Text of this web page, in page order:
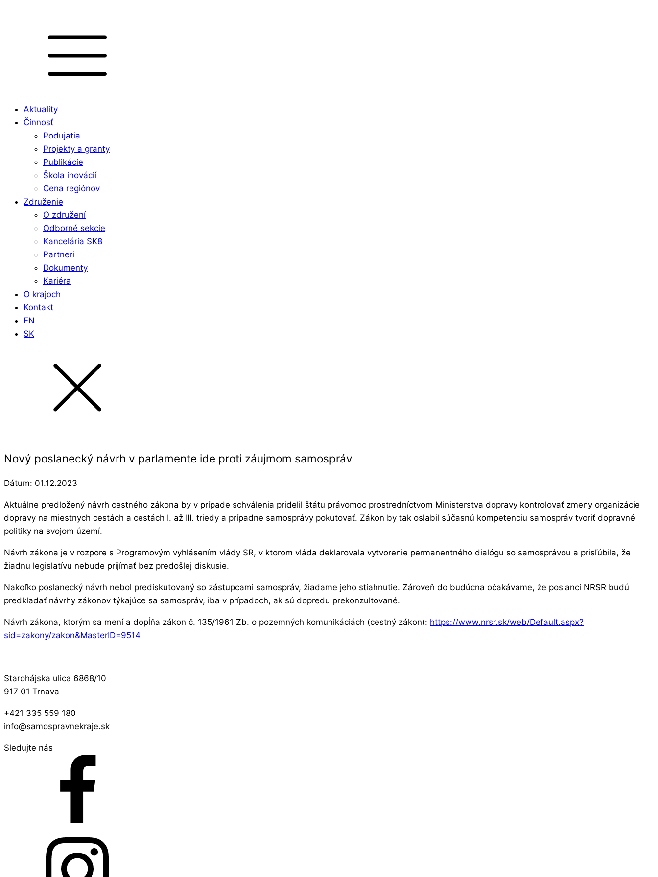
Aktuality
Činnosť
Podujatia
Projekty a granty
Publikácie
Škola inovácií
Cena regiónov
Združenie
O združení
Odborné sekcie
Kancelária SK8
Partneri
Dokumenty
Kariéra
O krajoch
Kontakt
EN
SK
Nový poslanecký návrh v parlamente ide proti záujmom samospráv
Dátum: 01.12.2023
Aktuálne predložený návrh cestného zákona by v prípade schválenia pridelil štátu právomoc prostredníctvom Ministerstva dopravy kontrolovať zmeny organizácie
dopravy na miestnych cestách a cestách I. až III. triedy a prípadne samosprávy pokutovať. Zákon by tak oslabil súčasnú kompetenciu samospráv tvoriť dopravné
politiky na svojom území.
Návrh zákona je v rozpore s Programovým vyhlásením vlády SR, v ktorom vláda deklarovala vytvorenie permanentného dialógu so samosprávou a prisľúbila, že
žiadnu legislatívu nebude prijímať bez predošlej diskusie.
Nakoľko poslanecký návrh nebol prediskutovaný so zástupcami samospráv, žiadame jeho stiahnutie. Zároveň do budúcna očakávame, že poslanci NRSR budú
predkladať návrhy zákonov týkajúce sa samospráv, iba v prípadoch, ak sú dopredu prekonzultované.
Návrh zákona, ktorým sa mení a dopĺňa zákon č. 135/1961 Zb. o pozemných komunikáciách (cestný zákon): https://www.nrsr.sk/web/Default.aspx?
sid=zakony/zakon&MasterID=9514
Starohájska ulica 6868/10
917 01 Trnava
+421 335 559 180
info@samospravnekraje.sk
Sledujte nás